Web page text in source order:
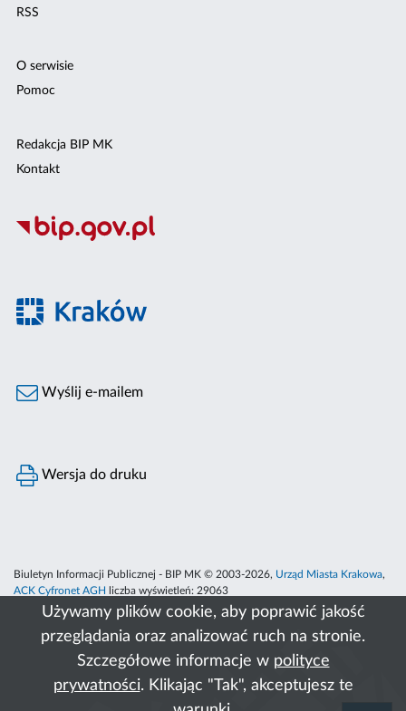
Używamy plików cookie, aby poprawić jakość
przeglądania oraz analizować ruch na stronie.
Szczegółowe informacje w polityce
prywatności. Klikając "Tak", akceptujesz te
RSS
O serwisie
Pomoc
Redakcja BIP MK
Kontakt
Wyślij e-mailem
Wersja do druku
Biuletyn Informacji Publicznej - BIP MK © 2003-2026, Urząd Miasta Krakowa,
ACK Cyfronet AGH
liczba wyświetleń: 29063